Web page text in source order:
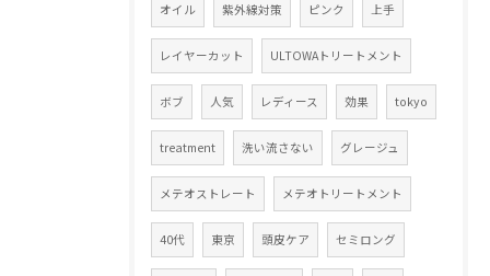
オイル 紫外線対策 ピンク 上手
レイヤーカット ULTOWAトリートメント
ボブ 人気 レディース 効果 tokyo
treatment 洗い流さない グレージュ
メテオストレート メテオトリートメント
40代 東京 頭皮ケア セミロング